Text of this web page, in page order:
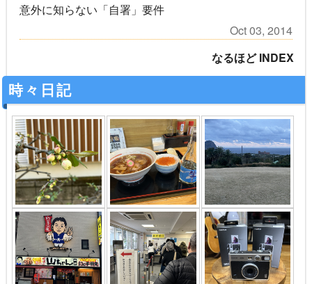
意外に知らない「自署」要件
Oct 03, 2014
なるほど INDEX
時々日記